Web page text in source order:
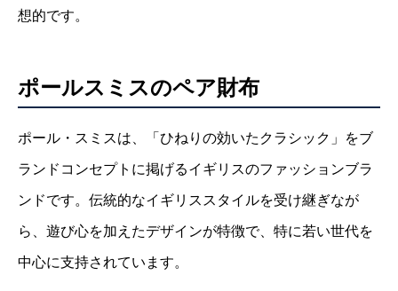
想的です。
ポールスミスのペア財布
ポール・スミスは、「ひねりの効いたクラシック」をブ
ランドコンセプトに掲げるイギリスのファッションブラ
ンドです。伝統的なイギリススタイルを受け継ぎなが
ら、遊び心を加えたデザインが特徴で、特に若い世代を
中心に支持されています。